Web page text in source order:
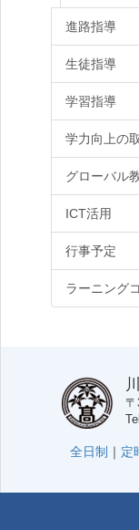
進路指導
生徒指導
学習指導
学力向上の
グローバル
ICT活用
行事予定
ラーニング
〒
Tel
全日制 ｜ 定